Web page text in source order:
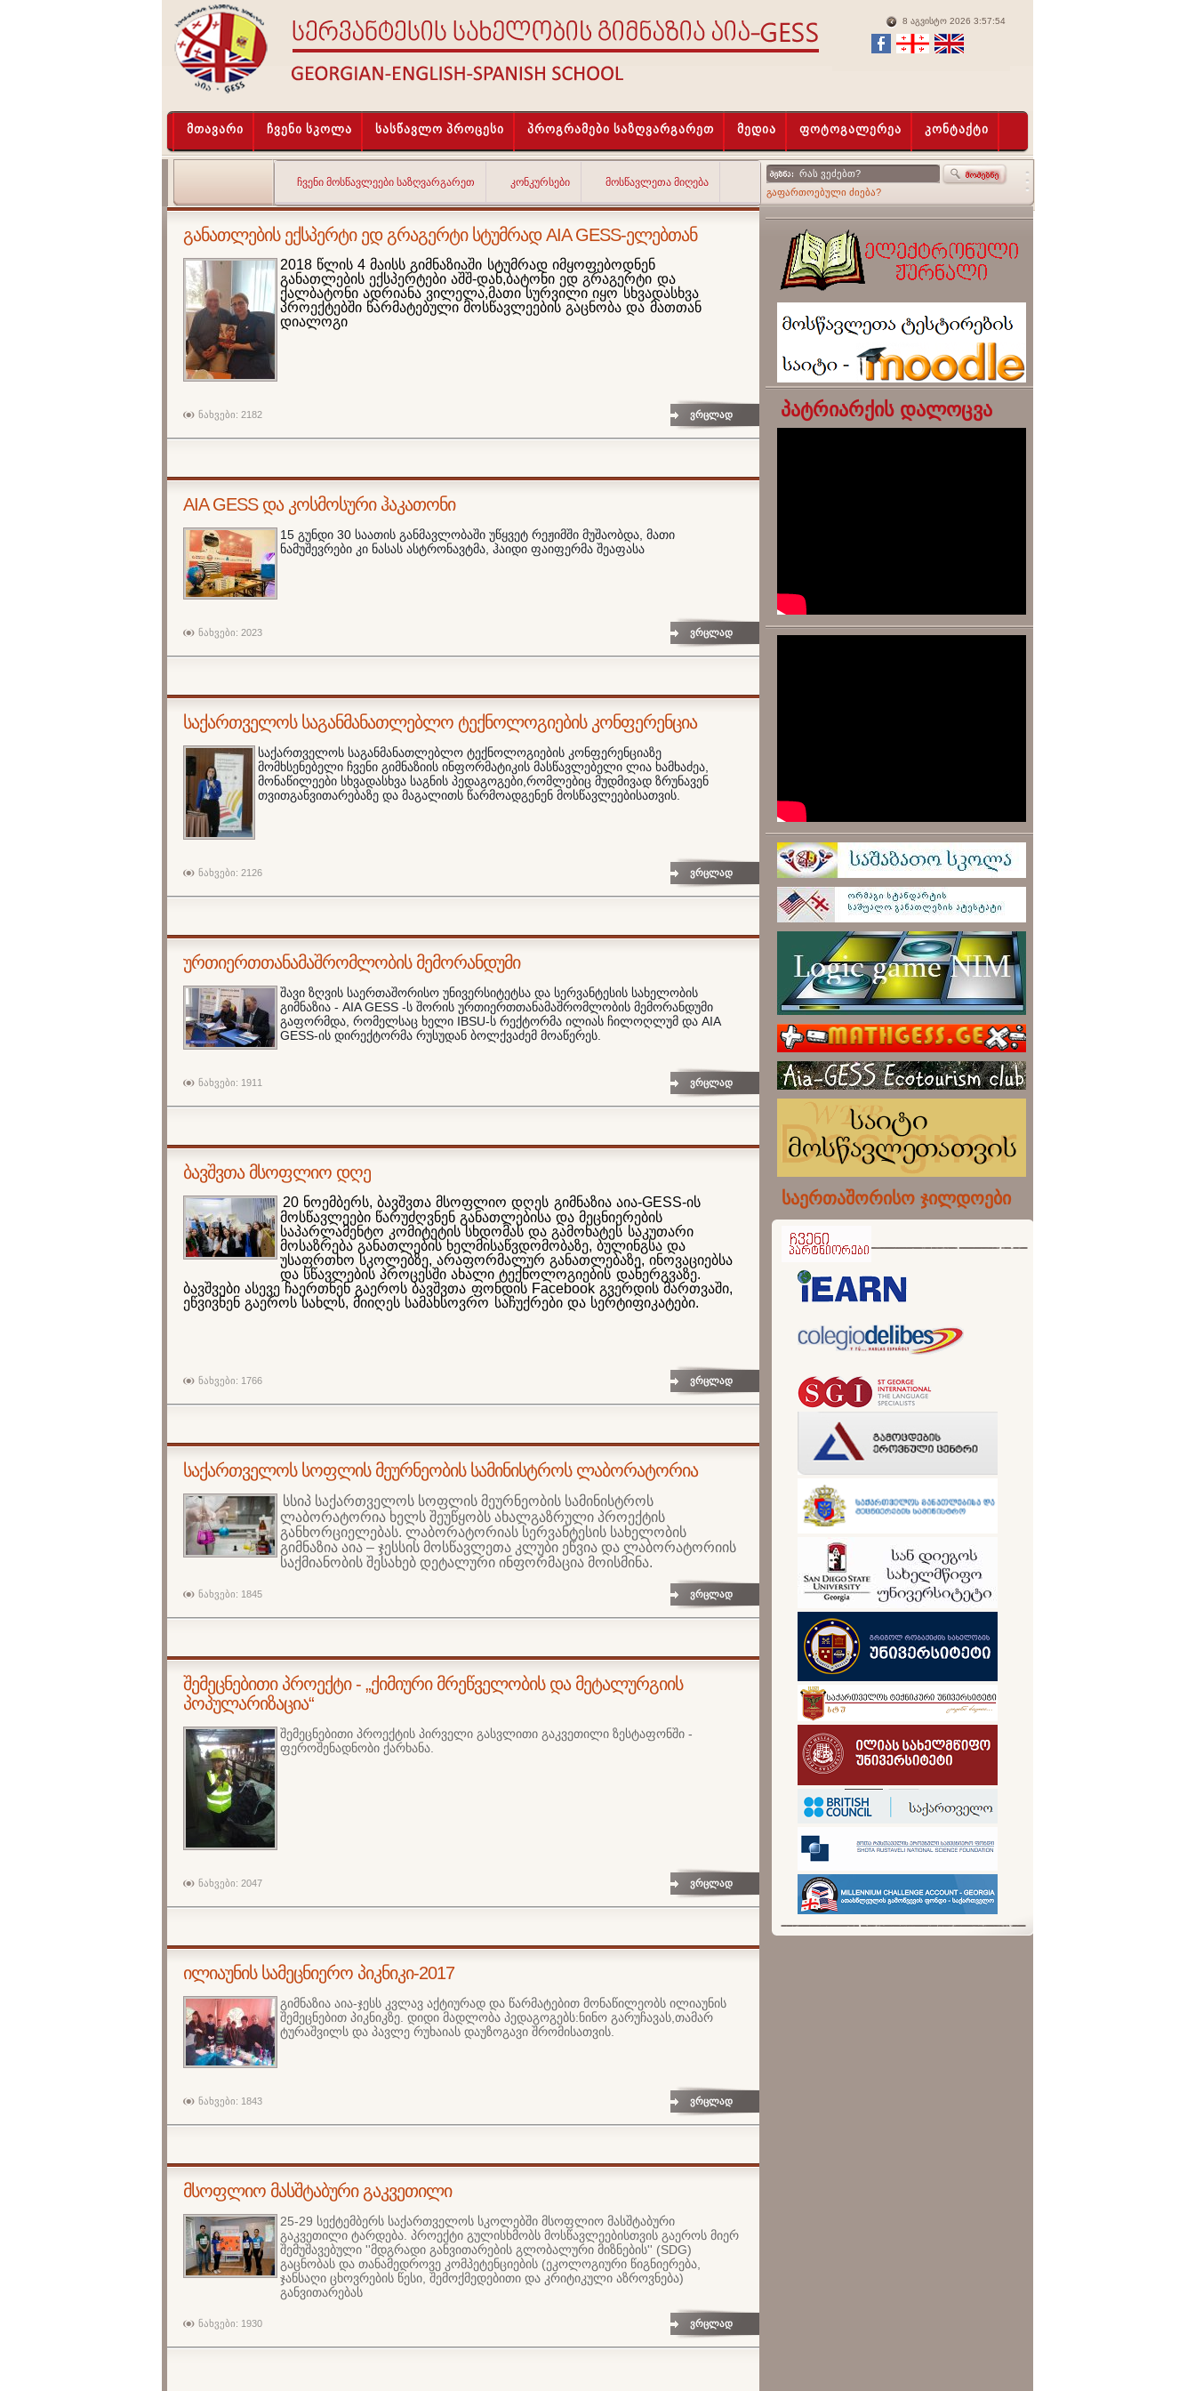
8 აგვისტო 2026 3:57:54
მთავარი ჩვენი სკოლა სასწავლო პროცესი პროგრამები საზღვარგარეთ მედია ფოტოგალერეა კონტაქტი
გაფართოებული ძიება?
ᲩᲕᲔᲜᲘ ᲛᲝᲡᲬᲐᲕᲚᲔᲔᲑᲘ ᲡᲐᲖᲦᲕᲐᲠᲒᲐᲠᲔᲗ ᲙᲝᲜᲙᲣᲠᲡᲔᲑᲘ ᲛᲝᲡᲬᲐᲕᲚᲔᲗᲐ ᲛᲘᲦᲔᲑᲐ
პატრიარქის დალოცვა
საერთაშორისო ჯილდოები
პარტნიორები
განათლების ექსპერტი ედ გრაგერტი სტუმრად AIA GESS-ელებთან
2018 წლის 4 მაისს გიმნაზიაში სტუმრად იმყოფებოდნენ
განათლების ექსპერტები აშშ-დან,ბატონი ედ გრაგერტი და
ქალბატონი ადრიანა ვილელა,მათი სურვილი იყო სხვადასხვა
პროექტებში წარმატებული მოსწავლეების გაცნობა და მათთან
დიალოგი
ვრცლად
ნახვები: 2182
AIA GESS და კოსმოსური ჰაკათონი
15 გუნდი 30 საათის განმავლობაში უწყვეტ რეჟიმში მუშაობდა, მათი
ნამუშევრები კი ნასას ასტრონავტმა, ჰაიდი ფაიფერმა შეაფასა
ვრცლად
ნახვები: 2023
საქართველოს საგანმანათლებლო ტექნოლოგიების კონფერენცია
საქართველოს საგანმანათლებლო ტექნოლოგიების კონფერენციაზე
მომხსენებელი ჩვენი გიმნაზიის ინფორმატიკის მასწავლებელი ლია ხამხაძეა,
მონაწილეები სხვადასხვა საგნის პედაგოგები,რომლებიც მუდმივად ზრუნავენ
თვითგანვითარებაზე და მაგალითს წარმოადგენენ მოსწავლეებისათვის.
ვრცლად
ნახვები: 2126
ურთიერთთანამაშრომლობის მემორანდუმი
შავი ზღვის საერთაშორისო უნივერსიტეტსა და სერვანტესის სახელობის
გიმნაზია - AIA GESS -ს შორის ურთიერთთანამაშრომლობის მემორანდუმი
გაფორმდა, რომელსაც ხელი IBSU-ს რექტორმა ილიას ჩილოღლუმ და AIA
GESS-ის დირექტორმა რუსუდან ბოლქვაძემ მოაწერეს.
ვრცლად
ნახვები: 1911
ბავშვთა მსოფლიო დღე
20 ნოემბერს, ბავშვთა მსოფლიო დღეს გიმნაზია აია-GESS-ის
მოსწავლეები წარუძღვნენ განათლებისა და მეცნიერების
საპარლამენტო კომიტეტის სხდომას და გამოხატეს საკუთარი
მოსაზრება განათლების ხელმისაწვდომობაზე, ბულინგსა და
უსაფრთხო სკოლებზე, არაფორმალურ განათლებაზე, ინოვაციებსა
და სწავლების პროცესში ახალი ტექნოლოგიების დანერგვაზე.
ბავშვები ასევე ჩაერთნენ გაეროს ბავშვთა ფონდის Facebook გვერდის მართვაში,
ეწვივნენ გაეროს სახლს, მიიღეს სამახსოვრო საჩუქრები და სერტიფიკატები.
ვრცლად
ნახვები: 1766
საქართველოს სოფლის მეურნეობის სამინისტროს ლაბორატორია
სსიპ საქართველოს სოფლის მეურნეობის სამინისტროს
ლაბორატორია ხელს შეუწყობს ახალგაზრული პროექტის
განხორციელებას. ლაბორატორიას სერვანტესის სახელობის
გიმნაზია აია – ჯესსის მოსწავლეთა კლუბი ეწვია და ლაბორატორიის
საქმიანობის შესახებ დეტალური ინფორმაცია მოისმინა.
ვრცლად
ნახვები: 1845
შემეცნებითი პროექტი - „ქიმიური მრეწველობის და მეტალურგიის
პოპულარიზაცია“
შემეცნებითი პროექტის პირველი გასვლითი გაკვეთილი ზესტაფონში -
ფეროშენადნობი ქარხანა.
ვრცლად
ნახვები: 2047
ილიაუნის სამეცნიერო პიკნიკი-2017
გიმნაზია აია-ჯესს კვლავ აქტიურად და წარმატებით მონაწილეობს ილიაუნის
შემეცნებით პიკნიკზე. დიდი მადლობა პედაგოგებს:ნინო გარუჩავას,თამარ
ტურაშვილს და პავლე რუხაიას დაუზოგავი შრომისათვის.
ვრცლად
ნახვები: 1843
მსოფლიო მასშტაბური გაკვეთილი
25-29 სექტემბერს საქართველოს სკოლებში მსოფლიო მასშტაბური
გაკვეთილი ტარდება. პროექტი გულისხმობს მოსწავლეებისთვის გაეროს მიერ
შემუშავებული ''მდგრადი განვითარების გლობალური მიზნების'' (SDG)
გაცნობას და თანამედროვე კომპეტენციების (ეკოლოგიური წიგნიერება,
ჯანსაღი ცხოვრების წესი, შემოქმედებითი და კრიტიკული აზროვნება)
განვითარებას
ვრცლად
ნახვები: 1930